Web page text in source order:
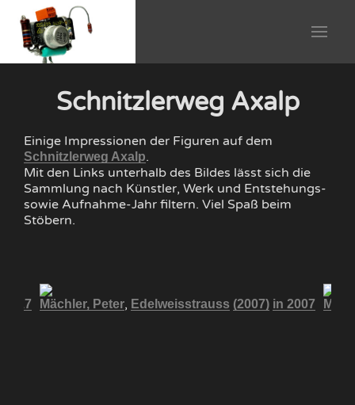
Schnitzlerweg Axalp
Einige Impressionen der Figuren auf dem
Schnitzlerweg Axalp.
Mit den Links unterhalb des Bildes lässt sich die
Sammlung nach Künstler, Werk und Entstehungs-
sowie Aufnahme-Jahr filtern. Viel Spaß beim
Stöbern.
2017 Mächler, Peter, Edelweisstrauss (2007) in 2007